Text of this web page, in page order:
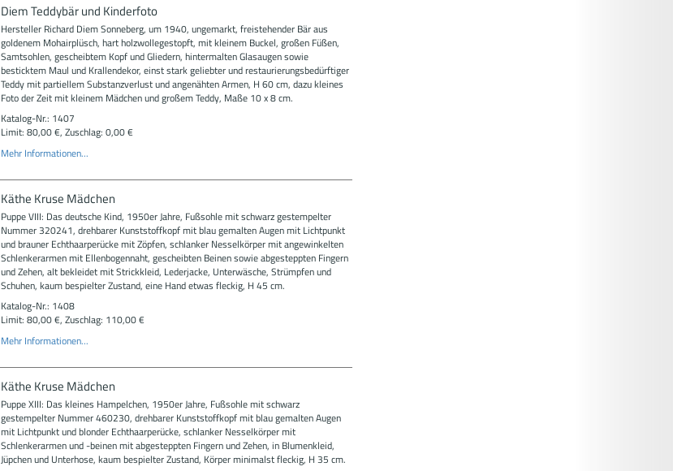
Diem Teddybär und Kinderfoto
Hersteller Richard Diem Sonneberg, um 1940, ungemarkt, freistehender Bär aus
goldenem Mohairplüsch, hart holzwollegestopft, mit kleinem Buckel, großen Füßen,
Samtsohlen, gescheibtem Kopf und Gliedern, hintermalten Glasaugen sowie
besticktem Maul und Krallendekor, einst stark geliebter und restaurierungsbedürftiger
Teddy mit partiellem Substanzverlust und angenähten Armen, H 60 cm, dazu kleines
Foto der Zeit mit kleinem Mädchen und großem Teddy, Maße 10 x 8 cm.
Katalog-Nr.: 1407
Limit: 80,00 €, Zuschlag: 0,00 €
Mehr Informationen...
Käthe Kruse Mädchen
Puppe VIII: Das deutsche Kind, 1950er Jahre, Fußsohle mit schwarz gestempelter
Nummer 320241, drehbarer Kunststoffkopf mit blau gemalten Augen mit Lichtpunkt
und brauner Echthaarperücke mit Zöpfen, schlanker Nesselkörper mit angewinkelten
Schlenkerarmen mit Ellenbogennaht, gescheibten Beinen sowie abgesteppten Fingern
und Zehen, alt bekleidet mit Strickkleid, Lederjacke, Unterwäsche, Strümpfen und
Schuhen, kaum bespielter Zustand, eine Hand etwas fleckig, H 45 cm.
Katalog-Nr.: 1408
Limit: 80,00 €, Zuschlag: 110,00 €
Mehr Informationen...
Käthe Kruse Mädchen
Puppe XIII: Das kleines Hampelchen, 1950er Jahre, Fußsohle mit schwarz
gestempelter Nummer 460230, drehbarer Kunststoffkopf mit blau gemalten Augen
mit Lichtpunkt und blonder Echthaarperücke, schlanker Nesselkörper mit
Schlenkerarmen und -beinen mit abgesteppten Fingern und Zehen, in Blumenkleid,
Jüpchen und Unterhose, kaum bespielter Zustand, Körper minimalst fleckig, H 35 cm.